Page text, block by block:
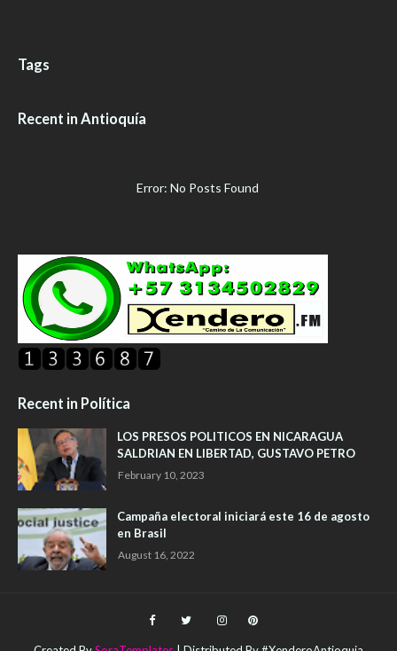
Tags
Recent in Antioquía
Error: No Posts Found
Recent in Política
LOS PRESOS POLITICOS EN NICARAGUA
SALDRIAN EN LIBERTAD, GUSTAVO PETRO
February 10, 2023
Campaña electoral iniciará este 16 de agosto
en Brasil
August 16, 2022